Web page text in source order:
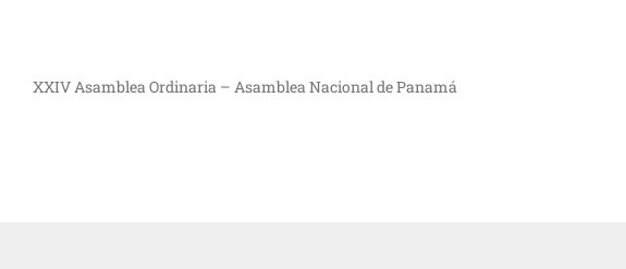
XXIV Asamblea Ordinaria – Asamblea Nacional de Panamá